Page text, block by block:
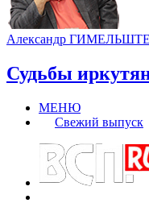
Александр
Судьбы
МЕНЮ
Свежий выпуск